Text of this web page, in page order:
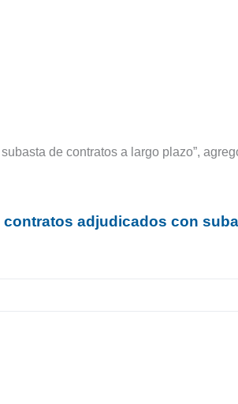
de contratos a largo plazo”,
adjudicados con